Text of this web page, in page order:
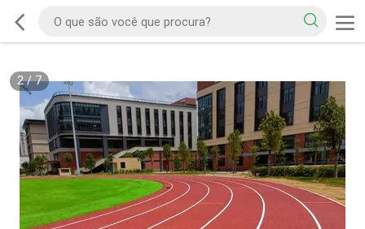
2/7